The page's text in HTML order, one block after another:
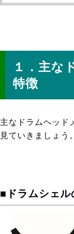
１．主な
特徴
主なドラムヘッド
見ていきましょう。
■ドラムシェ